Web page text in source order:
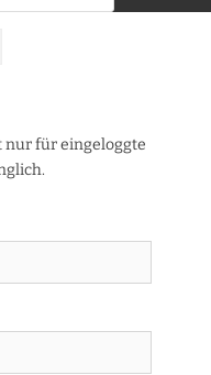
nur für eingeloggte